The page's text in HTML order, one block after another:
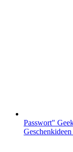
Passwort"
Geschenkideen